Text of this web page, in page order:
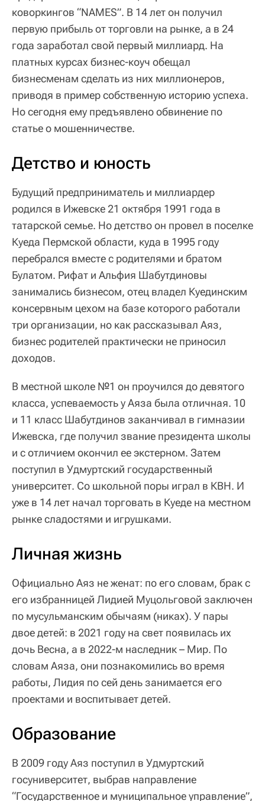
коворкингов “NAMES”. В 14 лет он получил
первую прибыль от торговли на рынке, а в 24
года заработал свой первый миллиард. На
платных курсах бизнес-коуч обещал
бизнесменам сделать из них миллионеров,
приводя в пример собственную историю успеха.
Но сегодня ему предъявлено обвинение по
статье о мошенничестве.
Детство и юность
Будущий предприниматель и миллиардер
родился в Ижевске 21 октября 1991 года в
татарской семье. Но детство он провел в поселке
Куеда Пермской области, куда в 1995 году
перебрался вместе с родителями и братом
Булатом. Рифат и Альфия Шабутдиновы
занимались бизнесом, отец владел Куединским
консервным цехом на базе которого работали
три организации, но как рассказывал Аяз,
бизнес родителей практически не приносил
доходов.
В местной школе №1 он проучился до девятого
класса, успеваемость у Аяза была отличная. 10
и 11 класс Шабутдинов заканчивал в гимназии
Ижевска, где получил звание президента школы
и с отличием окончил ее экстерном. Затем
поступил в Удмуртский государственный
университет. Со школьной поры играл в КВН. И
уже в 14 лет начал торговать в Куеде на местном
рынке сладостями и игрушками.
Личная жизнь
Официально Аяз не женат: по его словам, брак с
его избранницей Лидией Муцольговой заключен
по мусульманским обычаям (никах). У пары
двое детей: в 2021 году на свет появилась их
дочь Весна, а в 2022-м наследник – Мир. По
словам Аяза, они познакомились во время
работы, Лидия по сей день занимается его
проектами и воспитывает детей.
Образование
В 2009 году Аяз поступил в Удмуртский
госуниверситет, выбрав направление
“Государственное и муниципальное управление”,